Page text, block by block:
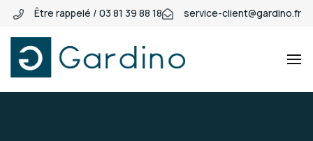
Être rappelé / 03 81 39 88 18 service-client@gardino.fr
Gardino
Gardino